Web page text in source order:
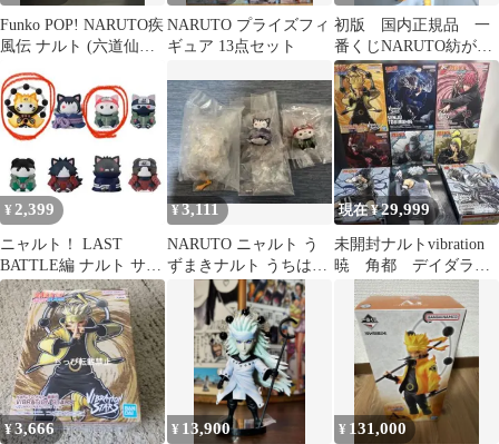
Funko POP! NARUTO疾
風伝 ナルト (六道仙人
NARUTO プライズフィ
ギュア 13点セット
初版 国内正規品 一
番くじNARUTO紡がれ
る火の意志A賞ナルト
¥ 2,399
ニャルト！ LAST
BATTLE編 ナルト サク
ラ 2種セット NARUTO
¥3,111
NARUTO ニャルト う
ずまきナルト うちはサ
スケ 春野サクラ
現在 ¥29,999
未開封ナルトvibration
暁 角都 デイダラ鬼
鮫 六道ナルト一番く
じカカシ他
¥3,666 ¥ 13,900 ¥ 131,000